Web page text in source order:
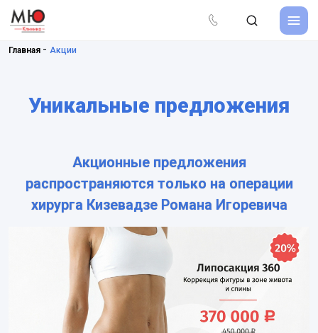
Главная - Акции
Уникальные предложения
Акционные предложения
распространяются только на операции
хирурга Кизевадзе Романа Игоревича